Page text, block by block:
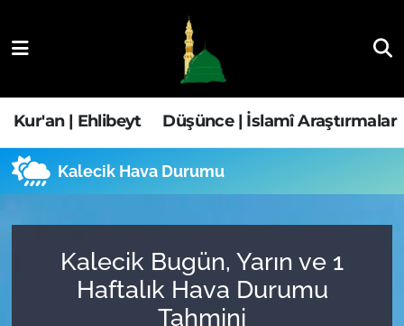
Kur'an | Ehlibeyt Düşünce | İslamî Araştırmalar
Kalecik Hava Durumu
Kalecik Bugün, Yarın ve 1
Haftalık Hava Durumu
Tahmini
Düşünce | İslamî Araştırmalar
Ehla-Der Haber
Fıkıh | Ahkam
Hava Durumu
Trafik Durumu
Tüm Manşetler
Son Dakika Haberleri